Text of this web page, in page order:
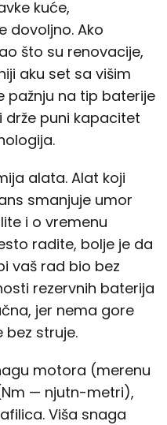
kuće,
dovoljno. Ako
što su renovacije,
aku set sa višim
pažnju na tip baterije
puni kapacitet
alata. Alat koji
smanjuje umor
i o vremenu
radite, bolje je da
vaš rad bio bez
rezervnih baterija
jer nema gore
struje.
motora (merenu
— njutn-metri),
Viša snaga